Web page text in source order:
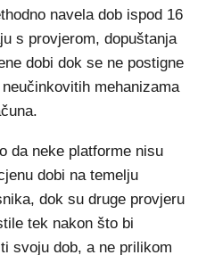
navela dob ispod 16
s provjerom, dopuštanja
dobi dok se ne postigne
mehanizama
da neke platforme nisu
dobi na temelju
dok su druge provjeru
tek nakon što bi
svoju dob, a ne prilikom